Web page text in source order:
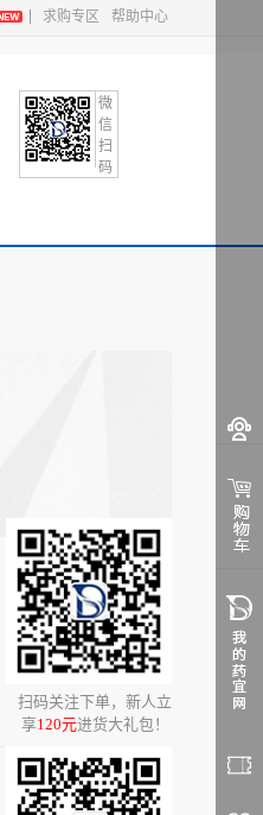
求购专区 帮助中心
微
信
扫
码
扫码关注下单，新人立
享120元进货大礼包！